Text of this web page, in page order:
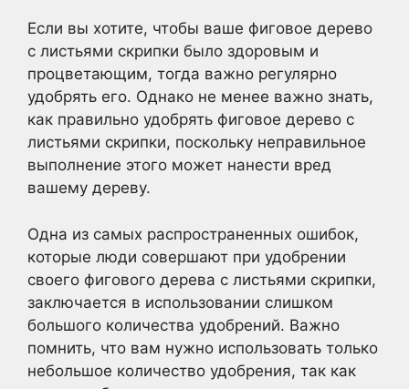
Если вы хотите, чтобы ваше фиговое дерево
с листьями скрипки было здоровым и
процветающим, тогда важно регулярно
удобрять его. Однако не менее важно знать,
как правильно удобрять фиговое дерево с
листьями скрипки, поскольку неправильное
выполнение этого может нанести вред
вашему дереву.
Одна из самых распространенных ошибок,
которые люди совершают при удобрении
своего фигового дерева с листьями скрипки,
заключается в использовании слишком
большого количества удобрений. Важно
помнить, что вам нужно использовать только
небольшое количество удобрения, так как